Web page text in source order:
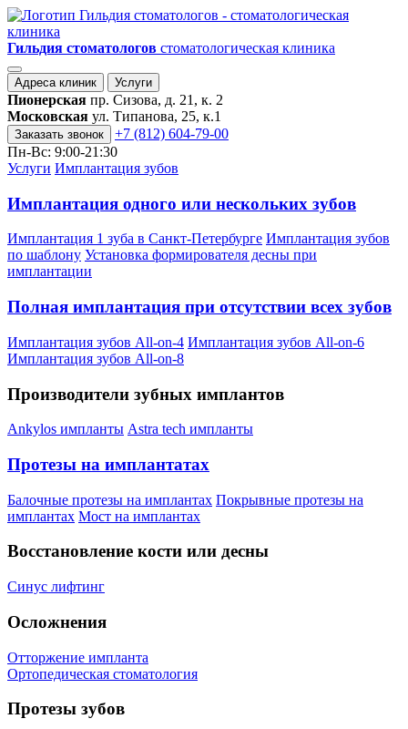
Гильдия стоматологов стоматологическая клиника
Адреса клиник Услуги
Пионерская пр. Сизова, д. 21, к. 2
Московская ул. Типанова, 25, к.1
Заказать звонок
+7 (812) 604-79-00
Пн-Вс: 9:00-21:30
Услуги Имплантация зубов
Имплантация одного или нескольких зубов
Имплантация 1 зуба в Санкт-Петербурге Имплантация зубов
по шаблону Установка формирователя десны при
имплантации
Полная имплантация при отсутствии всех зубов
Имплантация зубов All-on-4 Имплантация зубов All-on-6
Имплантация зубов All-on-8
Производители зубных имплантов
Ankylos импланты Astra tech импланты
Протезы на имплантатах
Балочные протезы на имплантах Покрывные протезы на
имплантах Мост на имплантах
Восстановление кости или десны
Синус лифтинг
Осложнения
Отторжение импланта
Ортопедическая стоматология
Протезы зубов